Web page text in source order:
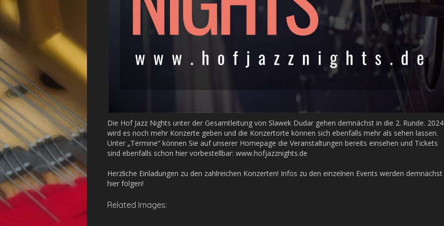
Die Hof Jazz Nights unter der Gesamtleitung von Slawek Dudar gehen demnächst in die 2. Runde. 2024
wird es noch mehr Konzerte geben und die Konzertorte können sich ebenfalls mehr als sehen lassen.
Unter „Termine“ können Sie auf unserer Homepage die Veranstaltungen bereits einsehen und Tickets
sind ebenfalls schon hier vorbestellbar: www.hofjazznights.de
Herzliche Einladungen zu den zahlreichen Konzerten! Infos zu den einzelnen Events werden demnächst
hier folgen!
Related Images: